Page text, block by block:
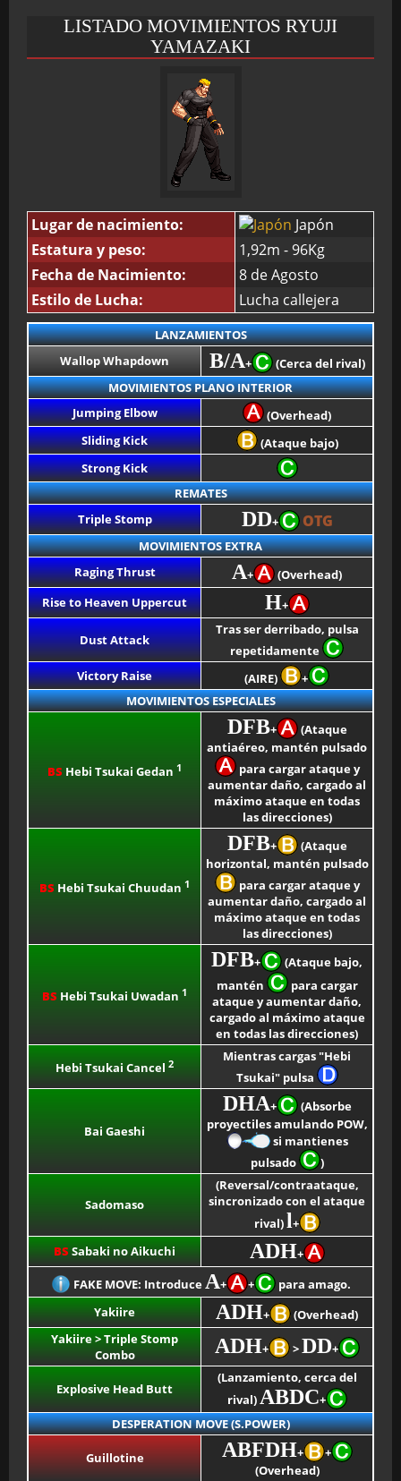
BONUS STAGE
GUÍA BÁSICA
TIER LIST
BMG-OST
LISTADO MOVIMIENTOS RYUJI
YAMAZAKI
Lugar de nacimiento:
Japón
Estatura y peso:
1,92m - 96Kg
Fecha de Nacimiento:
8 de Agosto
Estilo de Lucha:
Lucha callejera
LANZAMIENTOS
Wallop Whapdown
B/A+
(Cerca del rival)
MOVIMIENTOS PLANO INTERIOR
Jumping Elbow
(Overhead)
Sliding Kick
(Ataque bajo)
Strong Kick
REMATES
Triple Stomp
DD+ OTG
MOVIMIENTOS EXTRA
Raging Thrust
A+
(Overhead)
Rise to Heaven Uppercut
H+
Dust Attack
Tras ser derribado, pulsa
repetidamente
Victory Raise
(AIRE)
+
MOVIMIENTOS ESPECIALES
BS Hebi Tsukai Gedan 1
DFB+
(Ataque
antiaéreo, mantén pulsado
para cargar ataque y
aumentar daño, cargado al
máximo ataque en todas
las direcciones)
BS Hebi Tsukai Chuudan 1
DFB+
(Ataque
horizontal, mantén pulsado
para cargar ataque y
aumentar daño, cargado al
máximo ataque en todas
las direcciones)
BS Hebi Tsukai Uwadan 1
DFB+
(Ataque bajo,
mantén
para cargar
ataque y aumentar daño,
cargado al máximo ataque
en todas las direcciones)
Hebi Tsukai Cancel 2
Mientras cargas "Hebi
Tsukai" pulsa
Bai Gaeshi
DHA+
(Absorbe
proyectiles amulando POW,
si mantienes
pulsado
)
Sadomaso
(Reversal/contraataque,
sincronizado con el ataque
rival)l+
BSSabaki no Aikuchi ADH+
FAKE MOVE: Introduce A+ +
para amago.
Yakiire
ADH+
(Overhead)
Yakiire > Triple Stomp
Combo
ADH+ >DD+
Explosive Head Butt
(Lanzamiento, cerca del
rival) ABDC+
DESPERATION MOVE (S.POWER)
Guillotine ABFDH+
+
(Overhead)